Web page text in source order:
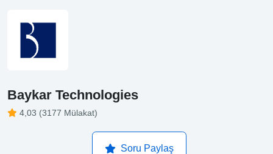
Baykar Technologies
4,03 (3177 Mülakat)
Soru Paylaş